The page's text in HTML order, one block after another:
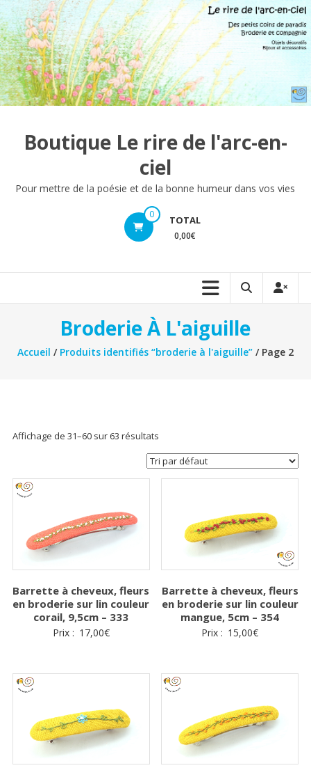
Aller
au
contenu
Boutique Le rire de l'arc-en-
ciel
Pour mettre de la poésie et de la bonne humeur dans vos vies
0 TOTAL
0,00€
Broderie À L'aiguille
Accueil / Produits identifiés “broderie à l'aiguille”/ Page 2
Affichage de 31–60 sur 63 résultats
Barrette à cheveux, fleurs
en broderie sur lin couleur
corail, 9,5cm – 333
Prix : 17,00€
Barrette à cheveux, fleurs
en broderie sur lin couleur
mangue, 5cm – 354
Prix : 15,00€